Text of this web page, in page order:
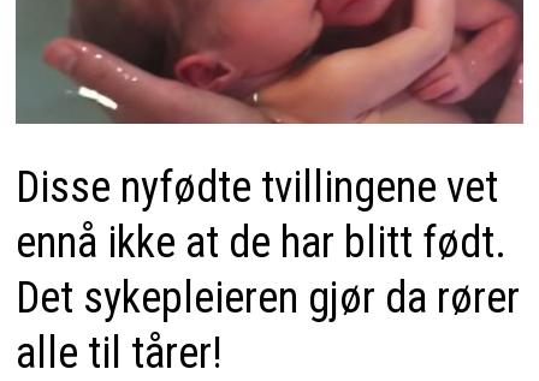
Disse nyfødte tvillingene vet
ennå ikke at de har blitt født.
Det sykepleieren gjør da rører
alle til tårer!